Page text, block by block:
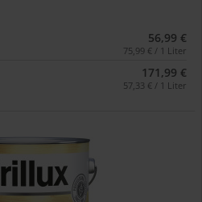
56,99 €
75,99 € / 1 Liter
171,99 €
57,33 € / 1 Liter